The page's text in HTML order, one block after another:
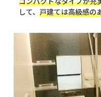
して、 戸建ては高級感の